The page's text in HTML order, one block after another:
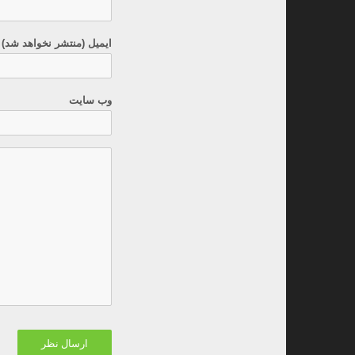
ایمیل (منتشر نخواهد
وب سایت